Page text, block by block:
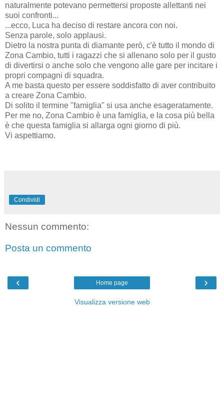
naturalmente potevano permettersi proposte allettanti nei
suoi confronti...
...ecco, Luca ha deciso di restare ancora con noi.
Senza parole, solo applausi.
Dietro la nostra punta di diamante però, c'è tutto il mondo di
Zona Cambio, tutti i ragazzi che si allenano solo per il gusto
di divertirsi o anche solo che vengono alle gare per incitare i
propri compagni di squadra.
A me basta questo per essere soddisfatto di aver contribuito
a creare Zona Cambio.
Di solito il termine "famiglia" si usa anche esageratamente.
Per me no, Zona Cambio è una famiglia, e la cosa più bella
è che questa famiglia si allarga ogni giorno di più.
Vi aspettiamo.
Condividi
Nessun commento:
Posta un commento
‹ ›
Home page
Visualizza versione web